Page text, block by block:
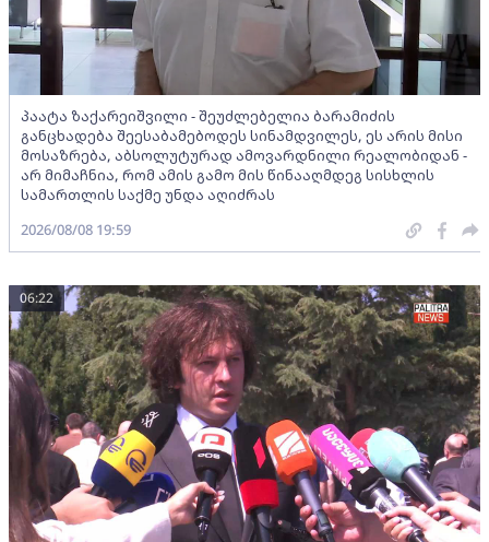
პაატა ზაქარეიშვილი - შეუძლებელია ბარამიძის
განცხადება შეესაბამებოდეს სინამდვილეს, ეს არის მისი
მოსაზრება, აბსოლუტურად ამოვარდნილი რეალობიდან -
არ მიმაჩნია, რომ ამის გამო მის წინააღმდეგ სისხლის
სამართლის საქმე უნდა აღიძრას
2026/08/08 19:59
06:22